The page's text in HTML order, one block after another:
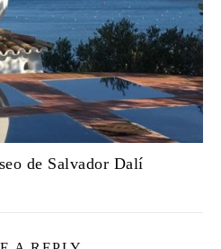
de Salvador Dalí